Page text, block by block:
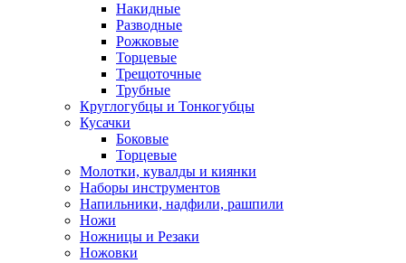
Накидные
Разводные
Рожковые
Торцевые
Трещоточные
Трубные
Круглогубцы и Тонкогубцы
Кусачки
Боковые
Торцевые
Молотки, кувалды и киянки
Наборы инструментов
Напильники, надфили, рашпили
Ножи
Ножницы и Резаки
Ножовки